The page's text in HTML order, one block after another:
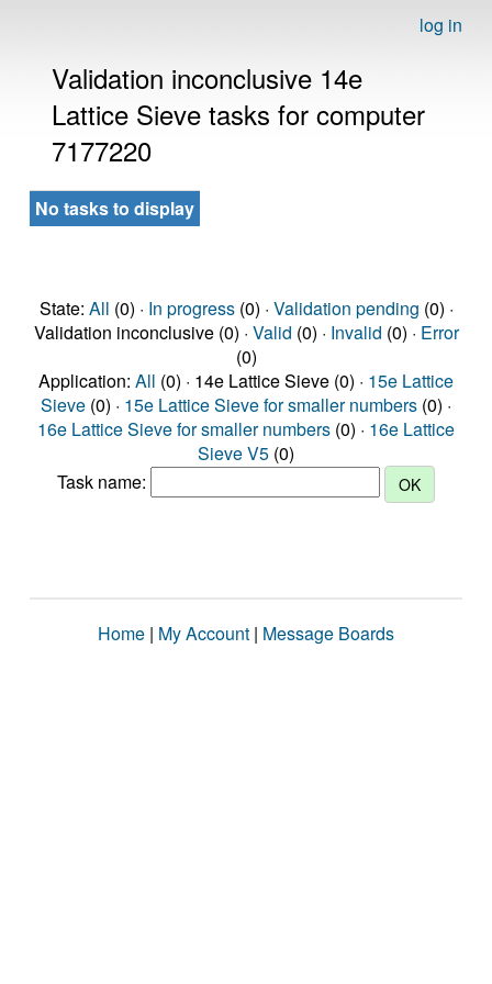
log in
Validation inconclusive 14e
Lattice Sieve tasks for computer
7177220
No tasks to display
State: All (0) · In progress(0) · Validation pending (0) ·
Validation inconclusive (0) · Valid (0) · Invalid (0) · Error
(0)
Application: All (0) · 14e Lattice Sieve (0) · 15e Lattice
Sieve (0) · 15e Lattice Sieve for smaller numbers (0) ·
16e Lattice Sieve for smaller numbers (0) · 16e Lattice
Sieve V5 (0)
Task name:
Home | My Account | Message Boards